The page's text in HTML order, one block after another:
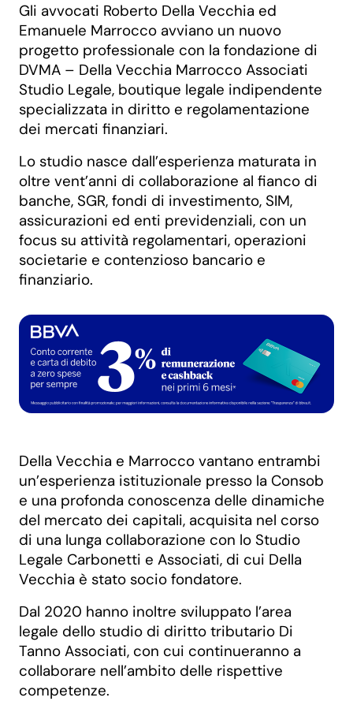
Gli avvocati Roberto Della Vecchia ed
Emanuele Marrocco avviano un nuovo
progetto professionale con la fondazione di
DVMA – Della Vecchia Marrocco Associati
Studio Legale, boutique legale indipendente
specializzata in diritto e regolamentazione
dei mercati finanziari.
Lo studio nasce dall’esperienza maturata in
oltre vent’anni di collaborazione al fianco di
banche, SGR, fondi di investimento, SIM,
assicurazioni ed enti previdenziali, con un
focus su attività regolamentari, operazioni
societarie e contenzioso bancario e
finanziario.
Della Vecchia e Marrocco vantano entrambi
un’esperienza istituzionale presso la Consob
e una profonda conoscenza delle dinamiche
del mercato dei capitali, acquisita nel corso
di una lunga collaborazione con lo Studio
Legale Carbonetti e Associati, di cui Della
Vecchia è stato socio fondatore.
Dal 2020 hanno inoltre sviluppato l’area
legale dello studio di diritto tributario Di
Tanno Associati, con cui continueranno a
collaborare nell’ambito delle rispettive
competenze.